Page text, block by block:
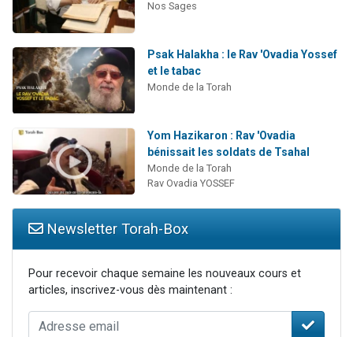
Nos Sages
Psak Halakha : le Rav 'Ovadia Yossef
et le tabac
Monde de la Torah
Yom Hazikaron : Rav 'Ovadia
bénissait les soldats de Tsahal
Monde de la Torah
Rav Ovadia YOSSEF
Newsletter Torah-Box
Pour recevoir chaque semaine les nouveaux cours et
articles, inscrivez-vous dès maintenant :